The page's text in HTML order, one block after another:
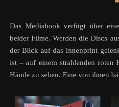
Das Mediabook verfügt über
beider Filme. Werden die Discs
der Blick auf das Innenprint
ist – auf einem strahlenden roten
Hände zu sehen. Eine von ihnen